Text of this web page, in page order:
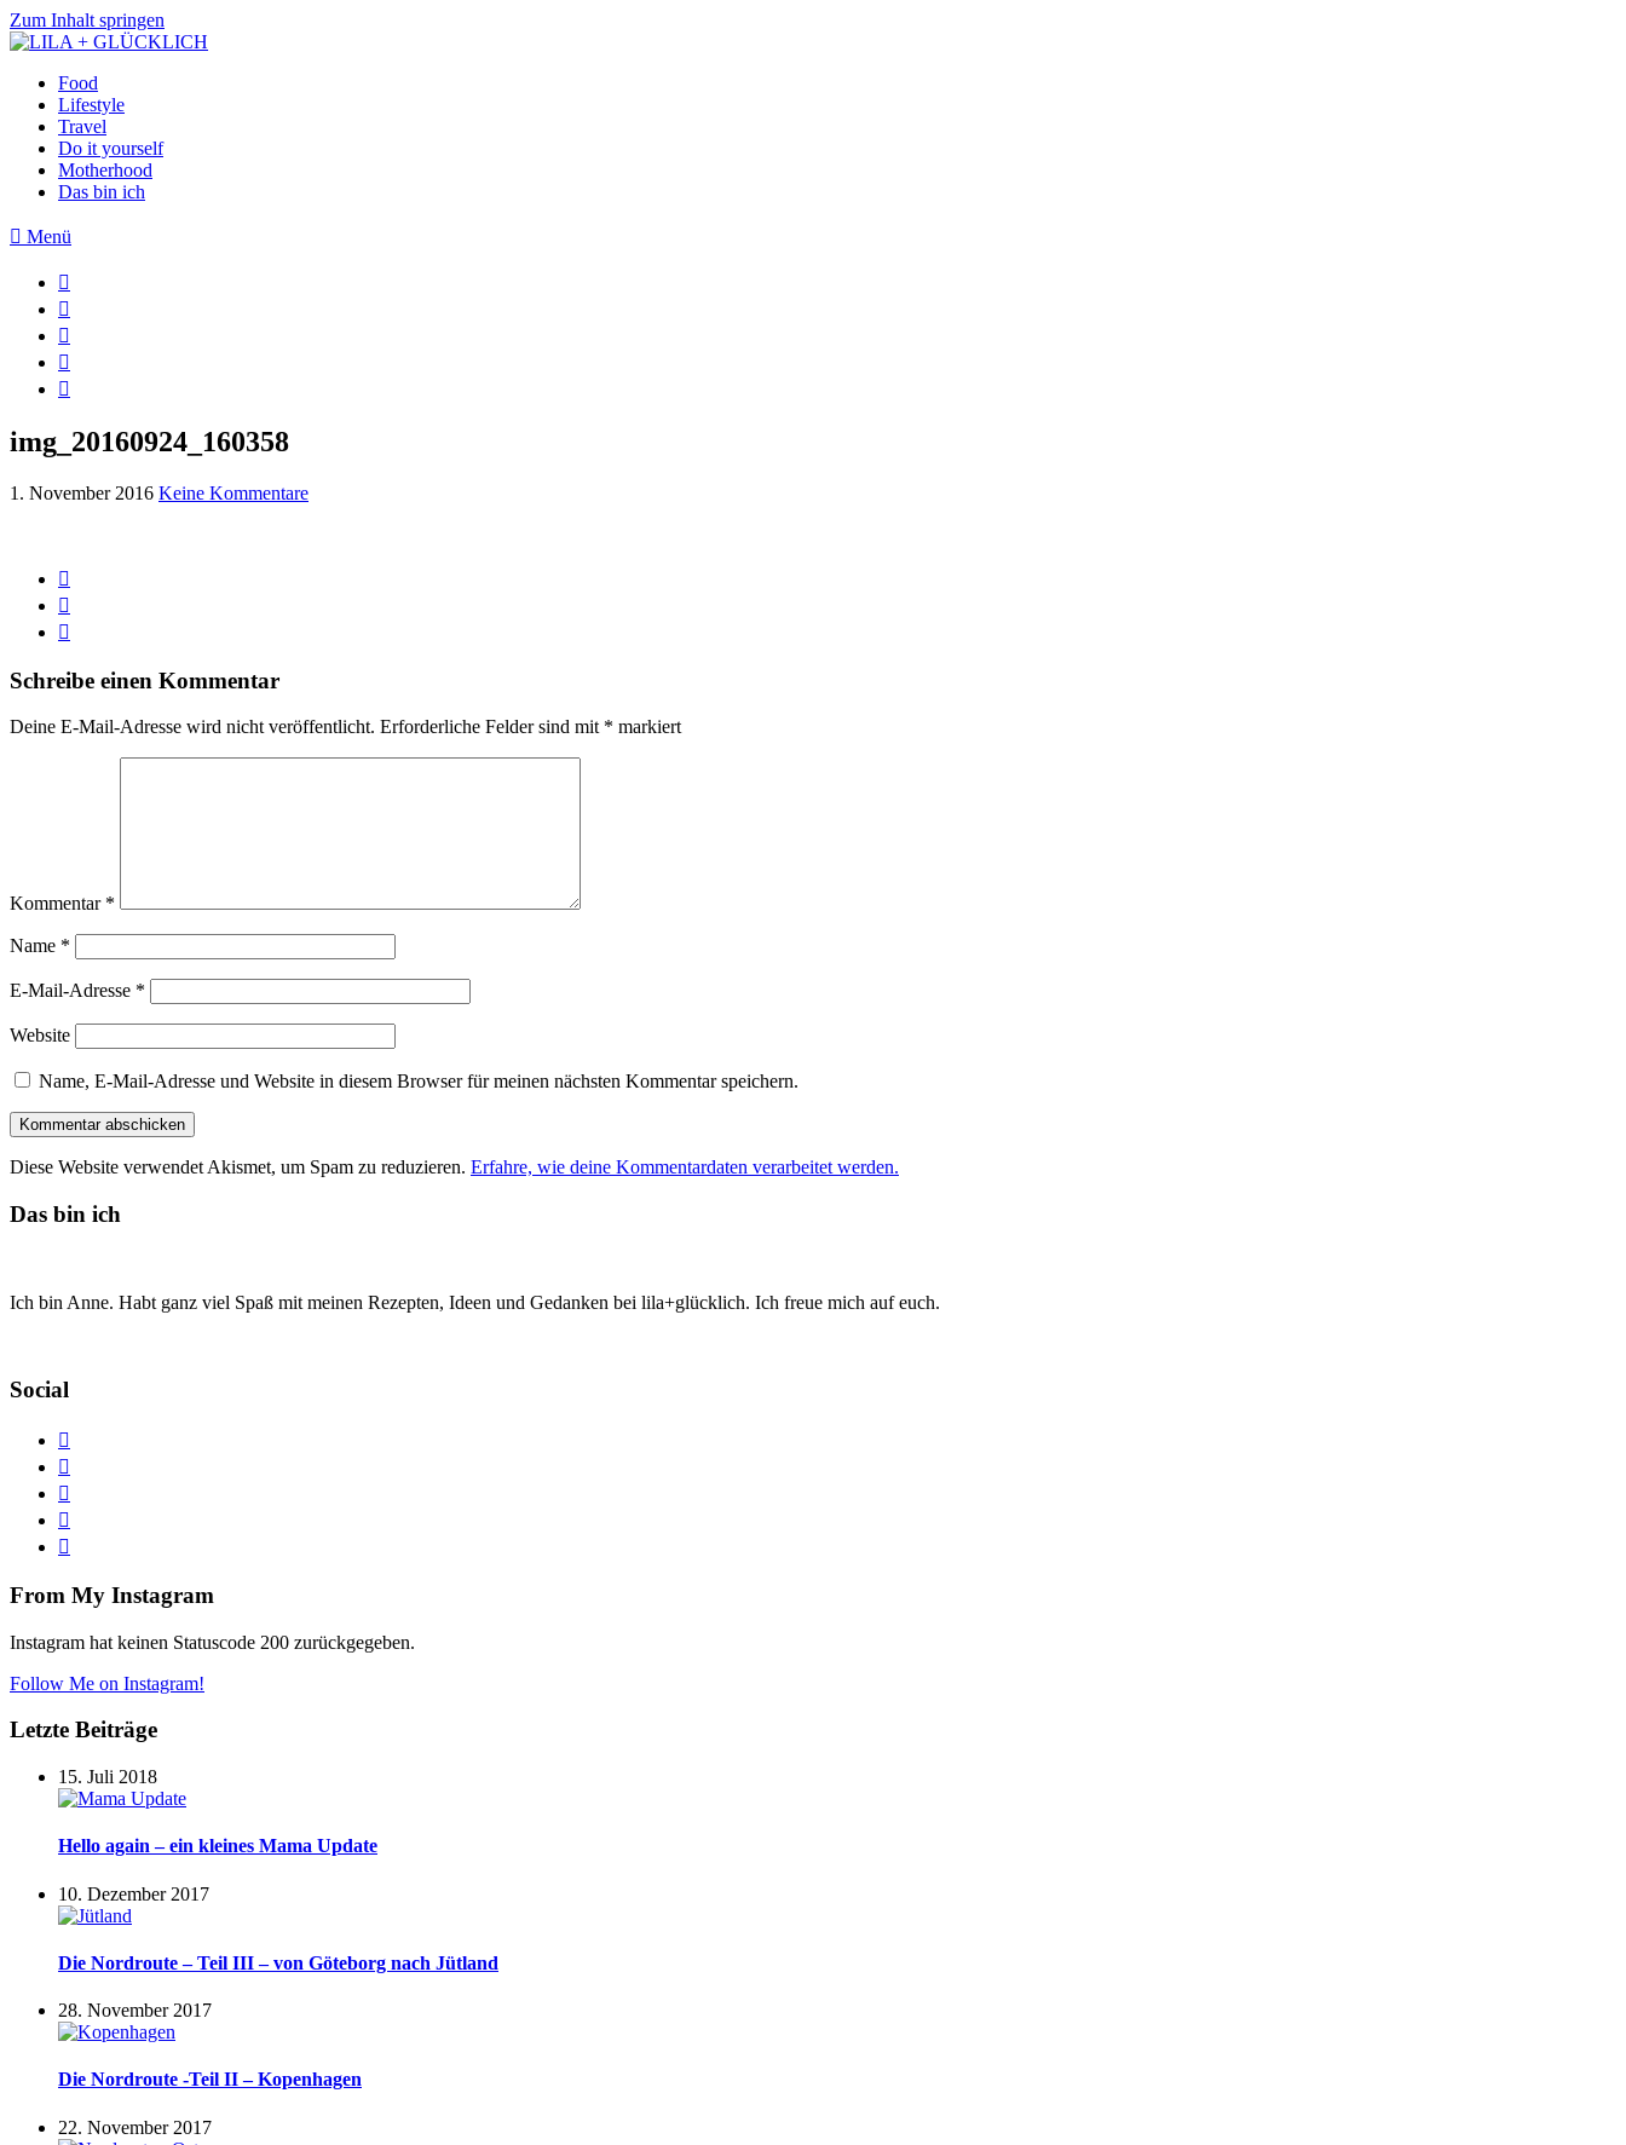
Zum Inhalt springen
Food
Lifestyle
Travel
Do it yourself
Motherhood
Das bin ich
Menü
img_20160924_160358
1. November 2016 Keine Kommentare
Schreibe einen Kommentar
Deine E-Mail-Adresse wird nicht veröffentlicht. Erforderliche Felder sind mit * markiert
Kommentar *
Name *
E-Mail-Adresse *
Website
Name, E-Mail-Adresse und Website in diesem Browser für meinen nächsten Kommentar speichern.
Diese Website verwendet Akismet, um Spam zu reduzieren. Erfahre, wie deine Kommentardaten verarbeitet werden.
Das bin ich
Ich bin Anne. Habt ganz viel Spaß mit meinen Rezepten, Ideen und Gedanken bei lila+glücklich. Ich freue mich auf euch.
Social
From My Instagram
Instagram hat keinen Statuscode 200 zurückgegeben.
Follow Me on Instagram!
Letzte Beiträge
15. Juli 2018
Hello again – ein kleines Mama Update
10. Dezember 2017
Die Nordroute – Teil III – von Göteborg nach Jütland
28. November 2017
Die Nordroute -Teil II – Kopenhagen
22. November 2017